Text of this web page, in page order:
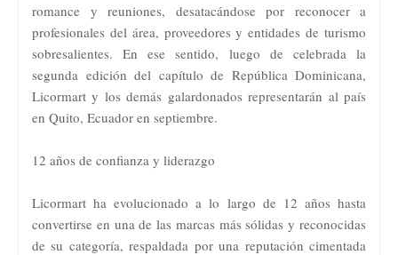
romance y reuniones, desatacándose por reconocer a
profesionales del área, proveedores y entidades de turismo
sobresalientes. En ese sentido, luego de celebrada la
segunda edición del capítulo de República Dominicana,
Licormart y los demás galardonados representarán al país
en Quito, Ecuador en septiembre.
12 años de confianza y liderazgo
Licormart ha evolucionado a lo largo de 12 años hasta
convertirse en una de las marcas más sólidas y reconocidas
de su categoría, respaldada por una reputación cimentada